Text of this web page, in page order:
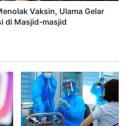
Vaksin, Ulama Gelar
di Masjid-masjid